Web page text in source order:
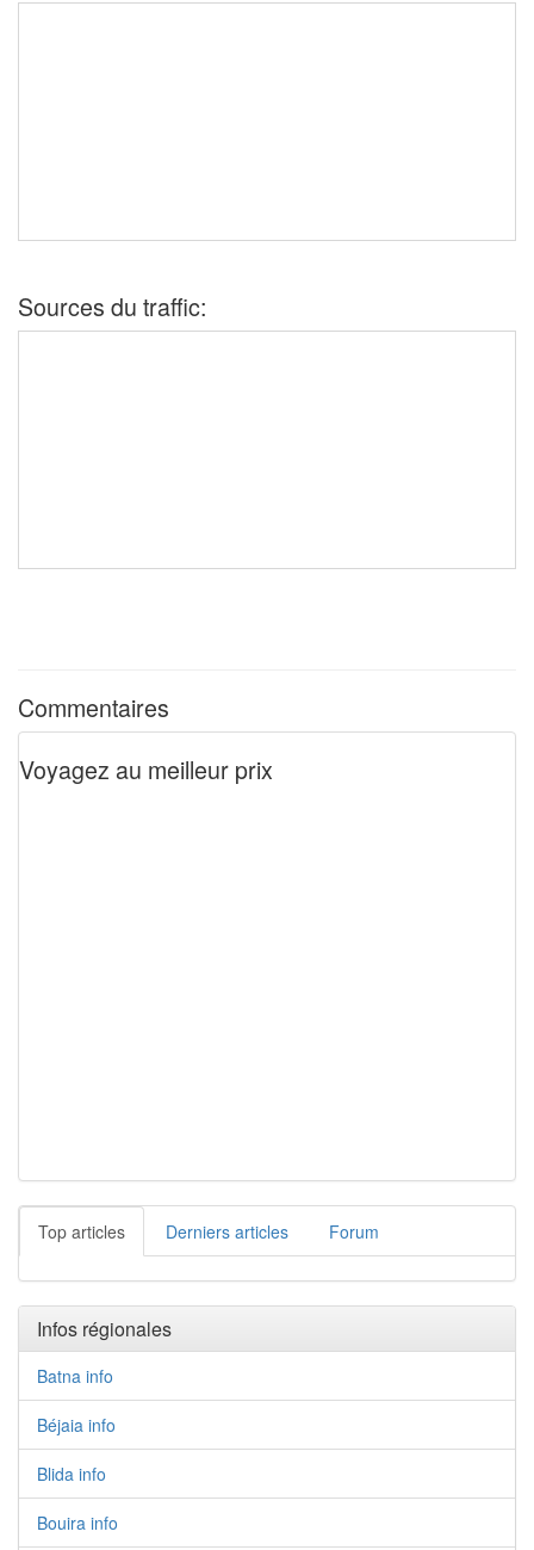
Sources du traffic:
Commentaires
Voyagez au meilleur prix
Top articles Derniers articles Forum
Infos régionales
Batna info
Béjaia info
Blida info
Bouira info